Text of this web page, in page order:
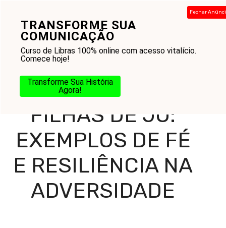
TRANSFORME SUA
COMUNICAÇÃO
Curso de Libras 100% online com acesso vitalício.
Comece hoje!
Transforme Sua História
Agora!
Fechar
conteúdo
Home-Blog-Amor ao Próximo-Filhos
Exemplos de Fé e Resiliência na Adversidade
FILHAS DE JÓ:
EXEMPLOS DE FÉ
E RESILIÊNCIA NA
ADVERSIDADE